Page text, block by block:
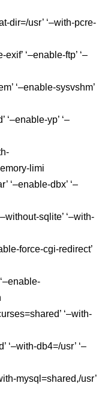
dir=/usr’ ‘–with-pcre-
‘–enable-ftp’ ‘–
‘–enable-sysvshm’
‘–enable-yp’ ‘–
limi
‘–enable-dbx’ ‘–
sqlite’ ‘–with-
force-cgi-redirect’
‘–with-
‘–with-db4=/usr’ ‘–
mysql=shared,/usr’